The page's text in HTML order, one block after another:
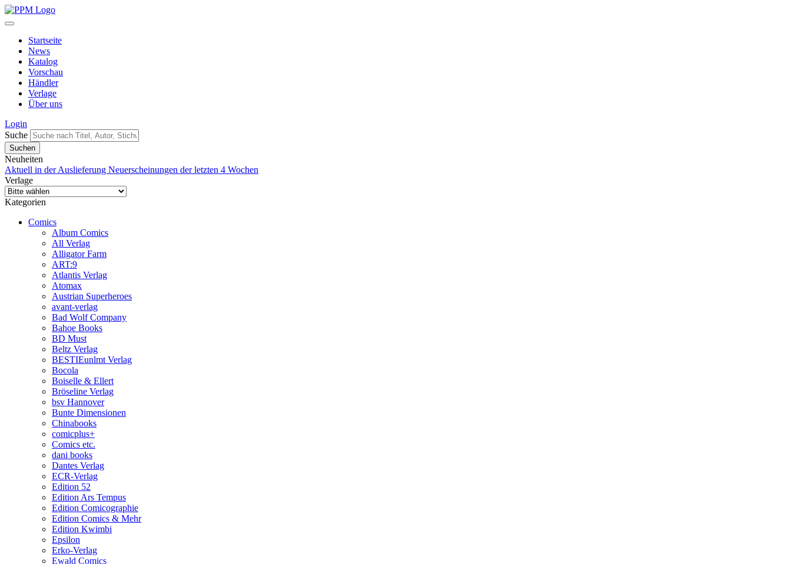
Startseite
News
Katalog
Vorschau
Händler
Verlage
Über uns
Login
Suche
Neuheiten
Aktuell in der Auslieferung Neuerscheinungen der letzten 4 Wochen
Verlage
Kategorien
Comics
Album Comics
All Verlag
Alligator Farm
ART:9
Atlantis Verlag
Atomax
Austrian Superheroes
avant-verlag
Bad Wolf Company
Bahoe Books
BD Must
Beltz Verlag
BESTIEunlmt Verlag
Bocola
Boiselle & Ellert
Bröseline Verlag
bsv Hannover
Bunte Dimensionen
Chinabooks
comicplus+
Comics etc.
dani books
Dantes Verlag
ECR-Verlag
Edition 52
Edition Ars Tempus
Edition Comicographie
Edition Comics & Mehr
Edition Kwimbi
Epsilon
Erko-Verlag
Ewald Comics